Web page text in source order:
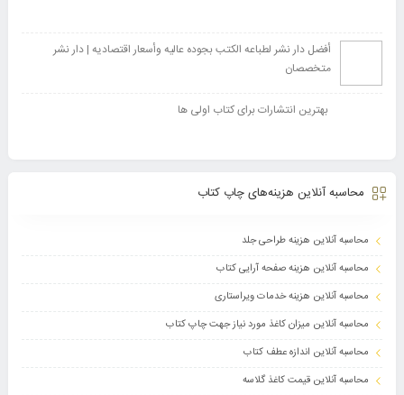
أفضل دار نشر لطباعه الکتب بجوده عالیه وأسعار اقتصادیه | دار نشر
متخصصان
بهترین انتشارات برای کتاب اولی ها
محاسبه آنلاین هزینه‌های چاپ کتاب
محاسبه آنلاین هزینه طراحی جلد
محاسبه آنلاین هزینه صفحه آرایی کتاب
محاسبه آنلاین هزینه خدمات ویراستاری
محاسبه آنلاین میزان کاغذ مورد نیاز جهت چاپ کتاب
محاسبه آنلاین اندازه عطف کتاب
محاسبه آنلاین قیمت کاغذ گلاسه